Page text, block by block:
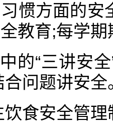
惯方面的安
教育;每学
的“三讲安
问题讲安全
食安全管理